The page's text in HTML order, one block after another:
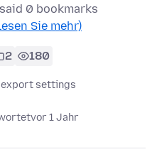
0 bookmarks
Sie mehr)
2 180
settings
vor 1 Jahr